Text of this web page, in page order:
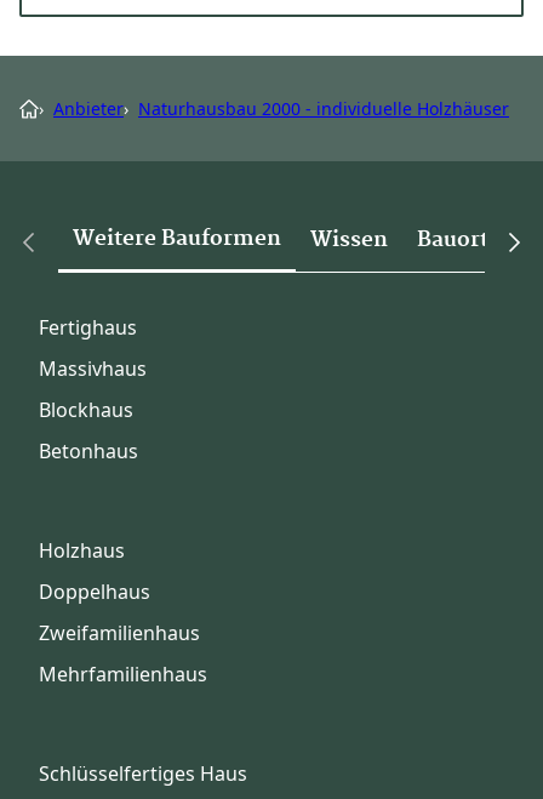
› Anbieter› Naturhausbau 2000 - individuelle Holzhäuser
Weitere Bauformen Wissen Bauorte
Fertighaus
Massivhaus
Blockhaus
Betonhaus
Holzhaus
Doppelhaus
Zweifamilienhaus
Mehrfamilienhaus
Schlüsselfertiges Haus